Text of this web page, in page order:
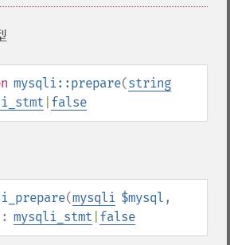
mysqli::prepare(string
false
(mysqli $mysql ,
mysqli_stmt false